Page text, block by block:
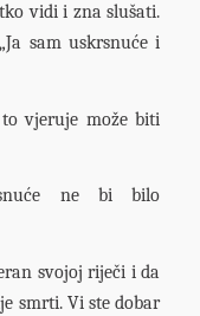
vidi i zna slušati.
sam uskrsnuće i
vjeruje može biti
ne bi bilo
svojoj riječi i da
smrti. Vi ste dobar